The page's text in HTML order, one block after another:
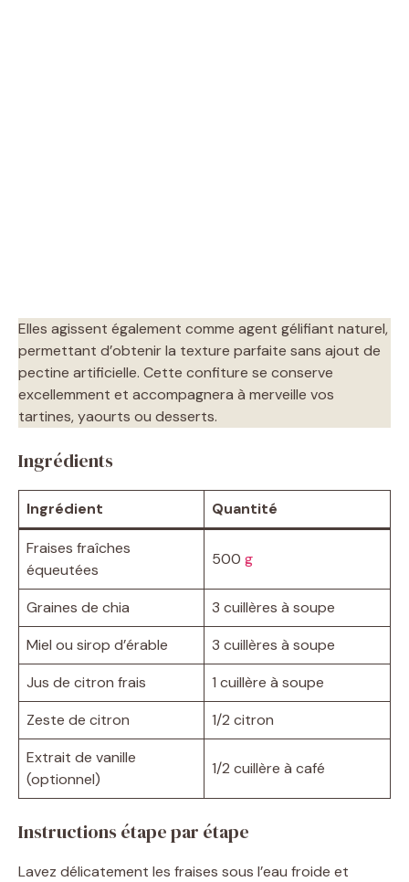
Elles agissent également comme agent gélifiant naturel,
permettant d’obtenir la texture parfaite sans ajout de
pectine artificielle. Cette confiture se conserve
excellemment et accompagnera à merveille vos
tartines, yaourts ou desserts.
Ingrédients
Ingrédient Quantité
Fraises fraîches
équeutées
500 g
Graines de chia
3 cuillères à soupe
Miel ou sirop d’érable
3 cuillères à soupe
Jus de citron frais
1 cuillère à soupe
Zeste de citron
1/2 citron
Extrait de vanille
(optionnel)
1/2 cuillère à café
Instructions étape par étape
Lavez délicatement les fraises sous l’eau froide et